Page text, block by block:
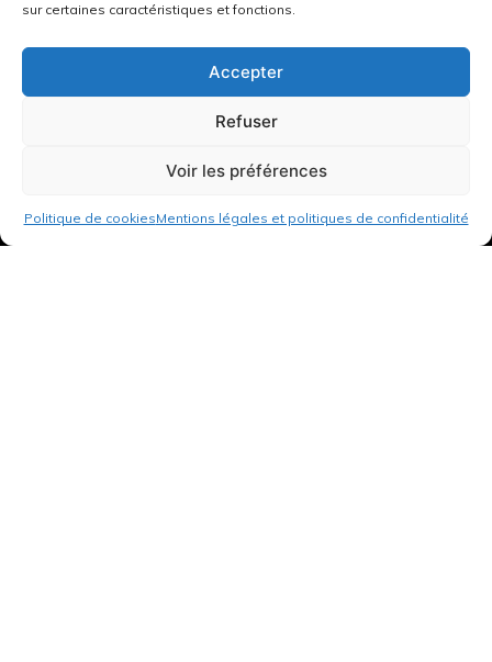
sur certaines caractéristiques et fonctions.
Accepter
Refuser
Voir les préférences
Politique de cookiesMentions légales et politiques de confidentialité